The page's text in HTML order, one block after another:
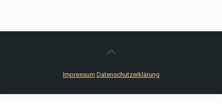
Impressum Datenschutzerklärung